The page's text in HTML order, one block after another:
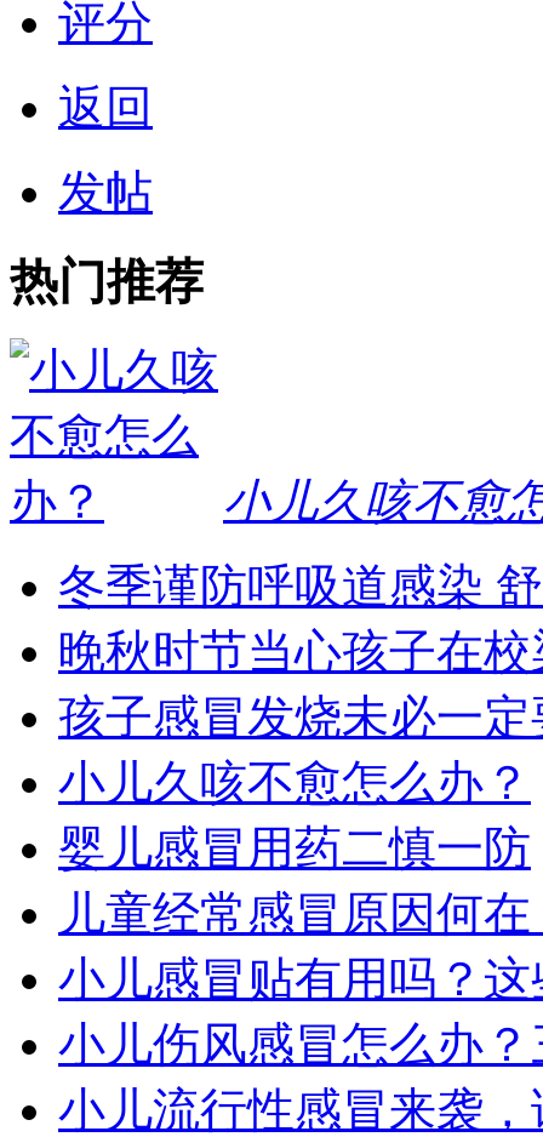
评分
返回
发帖
热门推荐
小儿久咳不愈
冬季谨防呼吸道感染
晚秋时节当心孩子在
孩子感冒发烧未必一
小儿久咳不愈怎么办？
婴儿感冒用药二慎一防
儿童经常感冒原因何
小儿感冒贴有用吗？
小儿伤风感冒怎么办
小儿流行性感冒来袭